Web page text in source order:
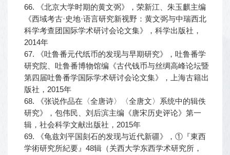
66. 《北京大学时期的黄文弼》，荣新江、朱玉麒主编
《西域考古·史地·语言研究新视野：黄文弼与中瑞西北
科学考查团国际学术研讨会论文集》，科学出版社，
2014年
67. 《吐鲁番元代纸币的发现与早期研究》，吐鲁番学
研究院、吐鲁番博物馆编《古代钱币与丝绸高峰论坛暨
第四届吐鲁番学国际学术研讨会论文集》，上海古籍出
版社，2015年
68. 《张说作品在〈全唐诗〉〈全唐文〉系统中的辑佚
研究》，包伟民、刘后滨主编《唐宋历史评论》第一
辑，社会科学文献出版社，2015年
69. 《龟兹刘平国刻石的发现与近代新疆》，①『東西
学術研究所紀要』48辑（关西大学东西学术研究所，